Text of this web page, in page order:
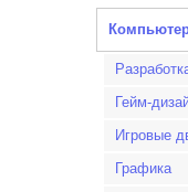
Гейм-
Игровые
Графика